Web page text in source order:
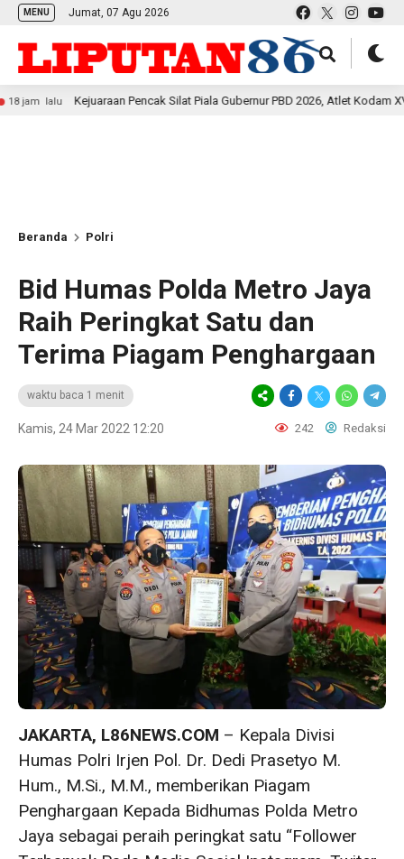
MENU Jumat, 07 Agu 2026
Kejuaraan Pencak Silat Piala Gubernur PBD 2026, Atlet Kodam XVIII
Beranda Polri
Bid Humas Polda Metro Jaya
Raih Peringkat Satu dan
Terima Piagam Penghargaan
waktu baca 1 menit
Kamis, 24 Mar 2022 12:20 242 Redaksi
JAKARTA, L86NEWS.COM – Kepala Divisi
Humas Polri Irjen Pol. Dr. Dedi Prasetyo M.
Hum., M.Si., M.M., memberikan Piagam
Penghargaan Kepada Bidhumas Polda Metro
Jaya sebagai peraih peringkat satu “Follower